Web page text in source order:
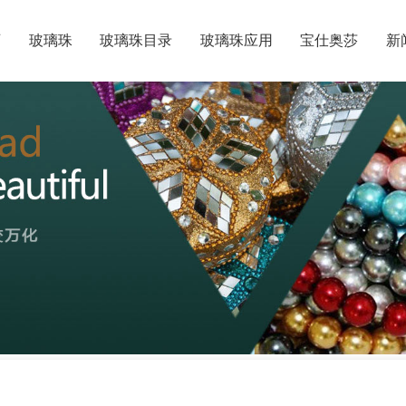
玻璃珠 玻璃珠目录 玻璃珠应用 宝仕奥莎 新